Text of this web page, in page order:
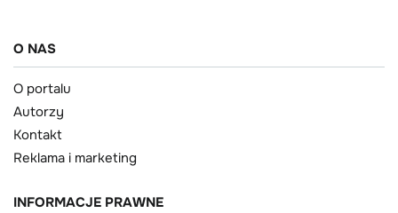
O NAS
O portalu
Autorzy
Kontakt
Reklama i marketing
INFORMACJE PRAWNE